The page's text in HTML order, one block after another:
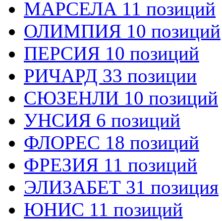
МАРСЕЛА 11 позиций
ОЛИМПИЯ 10 позиций
ПЕРСИЯ 10 позиций
РИЧАРД 33 позиции
СЮЗЕНЛИ 10 позиций
УНСИЯ 6 позиций
ФЛОРЕС 18 позиций
ФРЕЗИЯ 11 позиций
ЭЛИЗАБЕТ 31 позиция
ЮНИС 11 позиций